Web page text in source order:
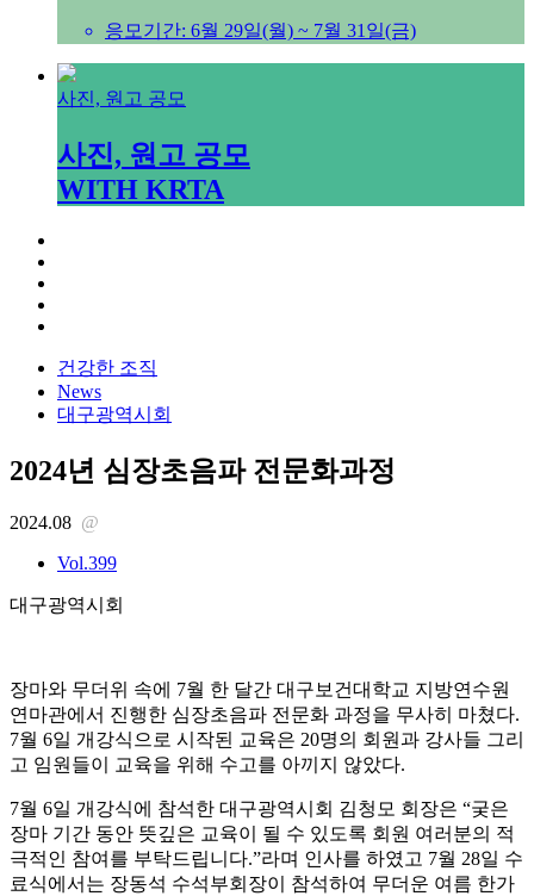
응모기간: 6월 29일(월) ~ 7월 31일(금)
사진, 원고 공모
사진, 원고 공모
WITH KRTA
건강한 조직
News
대구광역시회
2024년 심장초음파 전문화과정
2024.08 @
Vol.399
대구광역시회
장마와 무더위 속에 7월 한 달간 대구보건대학교 지방연수원
연마관에서 진행한 심장초음파 전문화 과정을 무사히 마쳤다.
7월 6일 개강식으로 시작된 교육은 20명의 회원과 강사들 그리
고 임원들이 교육을 위해 수고를 아끼지 않았다.
7월 6일 개강식에 참석한 대구광역시회 김청모 회장은 “궂은
장마 기간 동안 뜻깊은 교육이 될 수 있도록 회원 여러분의 적
극적인 참여를 부탁드립니다.”라며 인사를 하였고 7월 28일 수
료식에서는 장동석 수석부회장이 참석하여 무더운 여름 한가